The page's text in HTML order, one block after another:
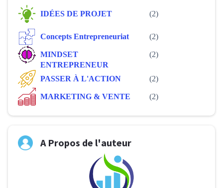
IDÉES DE PROJET (2)
Concepts Entrepreneuriat (2)
MINDSET
ENTREPRENEUR
(2)
PASSER À L'ACTION (2)
MARKETING & VENTE (2)
A Propos de l'auteur